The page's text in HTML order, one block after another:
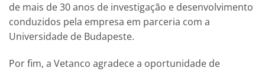
de mais de 30 anos de investigação e desenvolvimento
conduzidos pela empresa em parceria com a
Universidade de Budapeste.
Por fim, a Vetanco agradece a oportunidade de